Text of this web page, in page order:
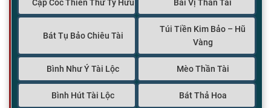
Cặp Cóc Thiền Thừ Tỳ Hưu Bài Vị Thần Tài
Bát Tụ Bảo Chiêu Tài
Túi Tiền Kim Bảo – Hũ
Vàng
Bình Như Ý Tài Lộc Mèo Thần Tài
Bình Hút Tài Lộc Bát Thả Hoa